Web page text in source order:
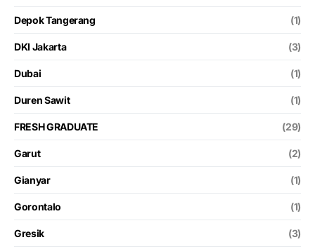
Depok Tangerang (1)
DKI Jakarta (3)
Dubai (1)
Duren Sawit (1)
FRESH GRADUATE (29)
Garut (2)
Gianyar (1)
Gorontalo (1)
Gresik (3)